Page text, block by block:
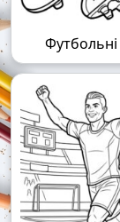
Футбольні